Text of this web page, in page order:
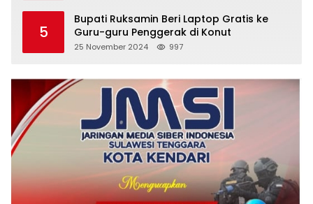
5
Bupati Ruksamin Beri Laptop Gratis ke
Guru-guru Penggerak di Konut
25 November 2024 997